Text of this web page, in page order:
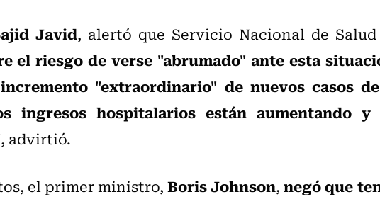
Javid, alertó que Servicio Nacional de
el riesgo de verse "abrumado" ante esta
"extraordinario" de nuevos casos
ingresos hospitalarios están aumentando y
, advirtió.
el primer ministro,Boris Johnson,negó que